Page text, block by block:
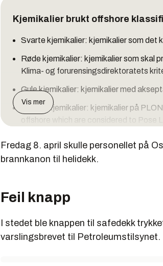
Kjemikalier brukt offshore
Svarte kjemikalier: kjemikalier som det
Røde kjemikalier: kjemikalier som skal
Klima- og forurensingsdirektoratets
Gule kjemikalier: kjemikalier med
Grønne kjemikalier: kjemikalier på
offshore which are considered to Pose
godkjennes ikke av myndighetene, men
Vis mer
Fredag 8. april skulle personellet på
brannkanon til helidekk.
Feil knapp
I stedet ble knappen til safedekk
varslingsbrevet til Petroleumstilsynet.